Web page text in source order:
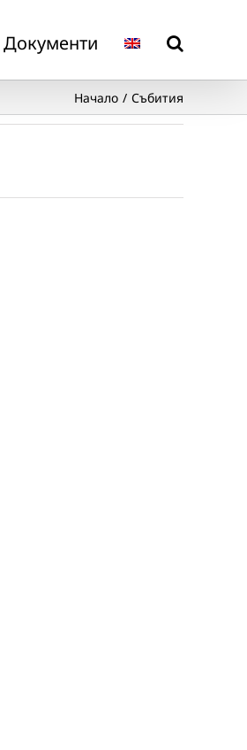
Документи
Начало Събития